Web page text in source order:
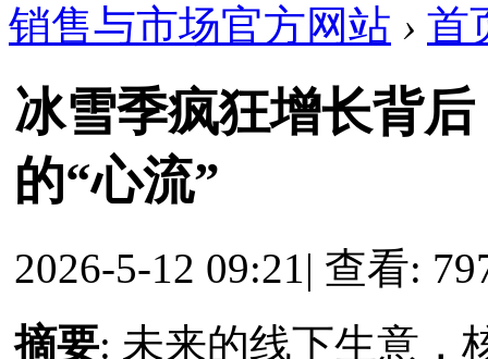
销售与市场官方网站 › 首
冰雪季疯狂增长背
的“心流”
2026-5-12 09:21| 查看:
摘要: 未来的线下生意，